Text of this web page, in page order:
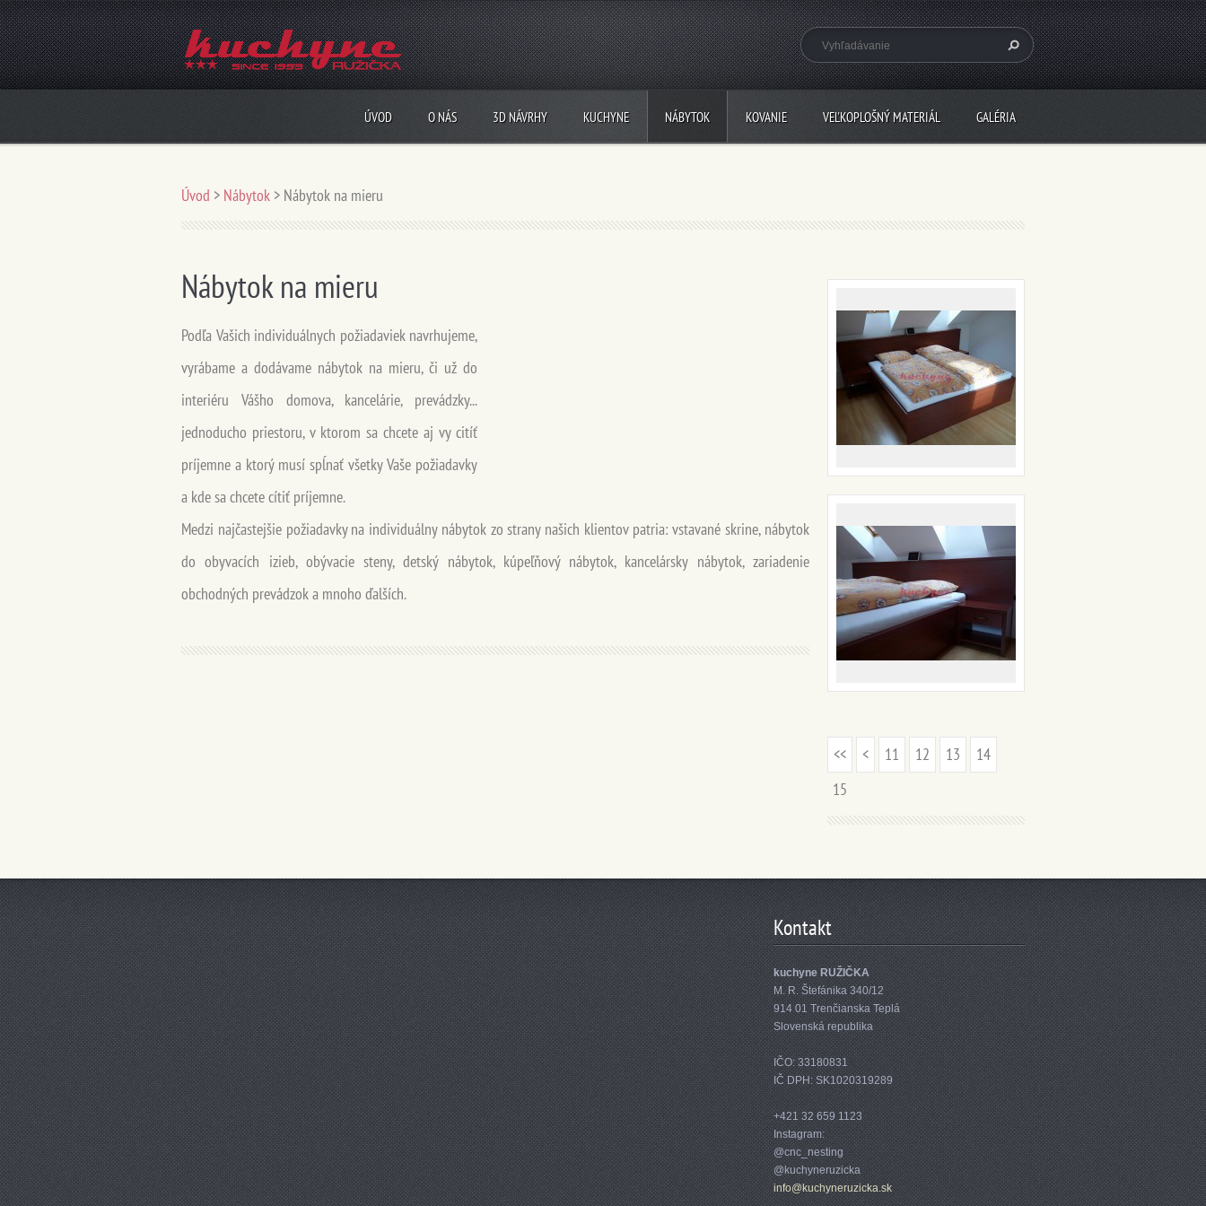
ÚVOD O NÁS 3D NÁVRHY KUCHYNE NÁBYTOK KOVANIE VEĽKOPLOŠNÝ MATERIÁL GALÉRIA
Úvod > Nábytok > Nábytok na mieru
Nábytok na mieru
Podľa Vašich individuálnych požiadaviek navrhujeme,
vyrábame a dodávame nábytok na mieru, či už do
interiéru Vášho domova, kancelárie, prevádzky...
jednoducho priestoru, v ktorom sa chcete aj vy citíť
príjemne a ktorý musí spĺnať všetky Vaše požiadavky
a kde sa chcete cítiť príjemne.
Medzi najčastejšie požiadavky na individuálny nábytok zo strany našich klientov patria: vstavané skrine, nábytok
do obyvacích izieb, obývacie steny, detský nábytok, kúpeľňový nábytok, kancelársky nábytok, zariadenie
obchodných prevádzok a mnoho ďalších.
<< < 11 12 13
14
15
Kontakt
kuchyne RUŽIČKA
M. R. Štefánika 340/12
914 01 Trenčianska Teplá
Slovenská republika
IČO: 33180831
IČ DPH: SK1020319289
+421 32 659 1123
Instagram:
@cnc_nesting
@kuchyneruzicka
info@kuchyneruzicka.sk